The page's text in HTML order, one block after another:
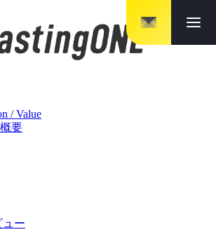
/ Value
要
ュー
メニ